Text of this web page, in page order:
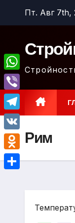
Перейти
Пт. Авг 7th,
Рим
W
h
a
t
A
V
i
b
e
T
e
l
e
V
K
O